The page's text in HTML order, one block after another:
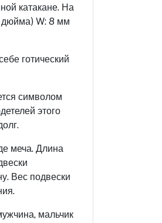
катакане. На
дюйма) W: 8 мм
готический
символом
этого
меча. Длина
Вес подвески
мальчик